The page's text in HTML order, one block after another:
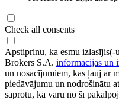
Check all consents
Apstiprinu, ka esmu
Brokers S.A. informācijas un
un nosacījumiem, kas ļauj ar
piedāvājumu un nodrošinātu
saprotu, ka varu no šī